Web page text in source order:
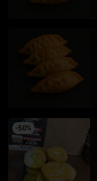
-50%